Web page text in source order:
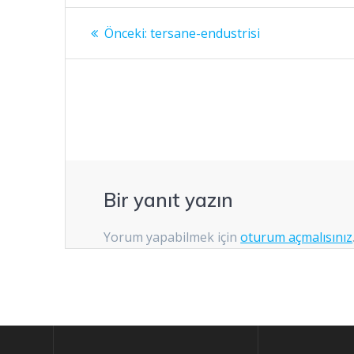
Yazı
gezinmesi
Önceki: Önceki
tersane-endustrisi
Bir yanıt yazın
Yorum yapabilmek içinoturum açmalısınız